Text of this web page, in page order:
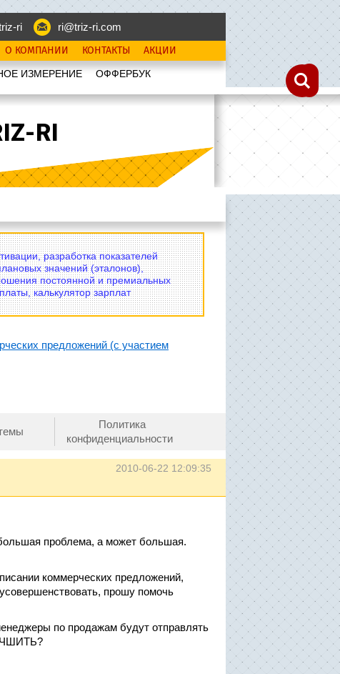
ri ri@triz-ri.com
О КОМПАНИИ КОНТАКТЫ АКЦИИ
ИЗМЕРЕНИЕ OФФЕРБУК
RI
разработка показателей
значений (эталонов),
постоянной и премиальных
калькулятор зарплат
предложений (с участием
Политика
конфиденциальности
2010-06-22 12:09:35
проблема, а может большая.
коммерческих предложений,
прошу помочь
по продажам будут отправлять